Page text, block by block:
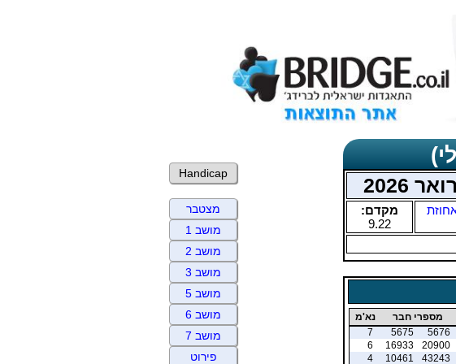
מקדם:
9.22
מספרי חבר
נא'מ
5676
5675
7
20900
16933
6
43243
10461
4
Handicap
מצטבר
מושב 1
מושב 2
מושב 3
מושב 5
מושב 6
מושב 7
פירוט